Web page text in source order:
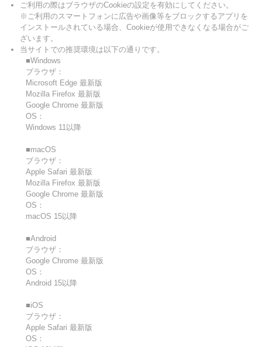
ご利用の際はブラウザのCookieの設定を有効にしてください。
※ご利用のスマートフォンに広告や画像等をブロックするアプリを
インストールされている場合、Cookieが使用できなくなる場合がご
ざいます。
当サイトでの推奨環境は以下の通りです。
■Windows
ブラウザ：
Microsoft Edge 最新版
Mozilla Firefox 最新版
Google Chrome 最新版
OS：
Windows 11以降
■macOS
ブラウザ：
Apple Safari 最新版
Mozilla Firefox 最新版
Google Chrome 最新版
OS：
macOS 15以降
■Android
ブラウザ：
Google Chrome 最新版
OS：
Android 15以降
■iOS
ブラウザ：
Apple Safari 最新版
OS：